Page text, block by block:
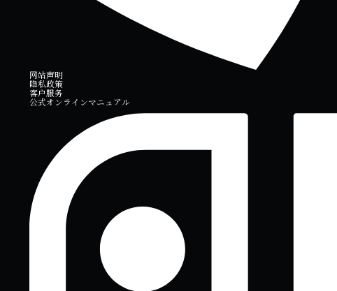
网站声明
隐私政策
客户服务
公式オンラインマニュアル